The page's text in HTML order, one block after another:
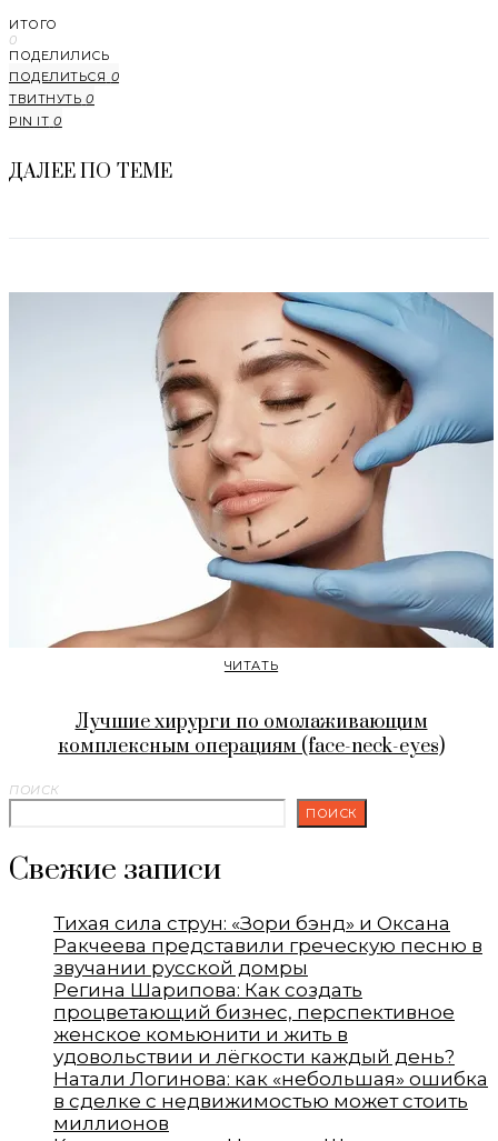
ИТОГО
0
ПОДЕЛИЛИСЬ
ПОДЕЛИТЬСЯ 0
ТВИТНУТЬ 0
PIN IT 0
ДАЛЕЕ ПО ТЕМЕ
ЧИТАТЬ
Лучшие хирурги по омолаживающим
комплексным операциям (face-neck-eyes)
ПОИСК
ПОИСК
Свежие записи
Тихая сила струн: «Зори бэнд» и Оксана
Ракчеева представили греческую песню в
звучании русской домры
Регина Шарипова: Как создать
процветающий бизнес, перспективное
женское комьюнити и жить в
удовольствии и лёгкости каждый день?
Натали Логинова: как «небольшая» ошибка
в сделке с недвижимостью может стоить
миллионов